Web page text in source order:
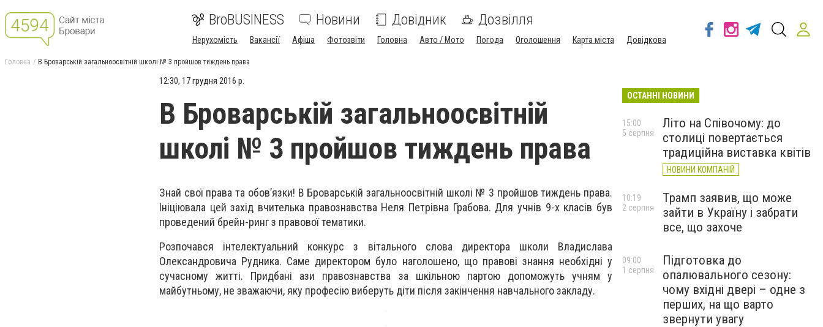
BroBUSINESS Новини Довідник Дозвілля
Нерухомість Вакансії Афіша Фотозвіти Головна Авто / Мото Погода Оголошення Карта міста Довідкова
Головна В Броварській загальноосвітній школі № 3 пройшов тиждень права
12:30, 17 грудня 2016 р.
В Броварській загальноосвітній
школі № 3 пройшов тиждень права
Знай свої права та обов’язки! В Броварській загальноосвітній школі № 3 пройшов тиждень права.
Ініціювала цей захід вчителька правознавства Неля Петрівна Грабова. Для учнів 9-х класів був
проведений брейн-ринг з правової тематики.
Розпочався інтелектуальний конкурс з вітального слова директора школи Владислава
Олександровича Рудника. Саме директором було наголошено, що правові знання необхідні у
сучасному житті. Придбані ази правознавства за шкільною партою допоможуть учням у
майбутньому, не зважаючи, яку професію виберуть діти після закінчення навчального закладу.
ОСТАННІ НОВИНИ
Літо на Співочому: до
столиці повертається
традиційна виставка квітів
НОВИНИ КОМПАНІЙ
15:00
5 серпня
Трамп заявив, що може
зайти в Україну і забрати
все, що захоче
10:19
2 серпня
Підготовка до
опалювального сезону:
чому вхідні двері – одне з
перших, на що варто
звернути увагу
09:00
1 серпня